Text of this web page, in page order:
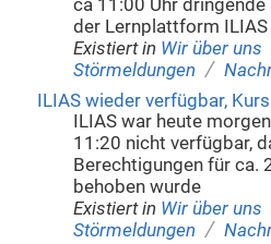
ca 11:00 Uhr
der Lernplattform
Existiert in Wir über uns
Störmeldungen /
ILIAS wieder verfügbar,
ILIAS war heute
11:20 nicht verfügbar,
Berechtigungen für ca.
behoben wurde
Existiert in Wir über uns
Störmeldungen /